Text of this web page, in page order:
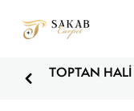
TOPTAN HALI